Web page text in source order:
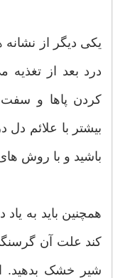
یکی دیگر از
درد بعد از
کردن پاها و
بیشتر با علائم دل
باشید و با روش
همچنین باید به
کند علت آن
شیر خشک بدهید.